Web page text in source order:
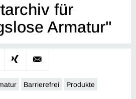
für
Armatur"
Barrierefrei Produkte